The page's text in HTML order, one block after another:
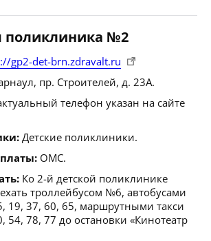
поликлиника №2
gp2-det-brn.zdravalt.ru
пр. Строителей, д. 23А.
телефон указан на сайте
Детские поликлиники.
ОМС.
Ко 2-й детской поликлинике
троллейбусом №6, автобусами
19, 37, 60, 65, маршрутными такси
54, 78, 77 до остановки «Кинотеатр